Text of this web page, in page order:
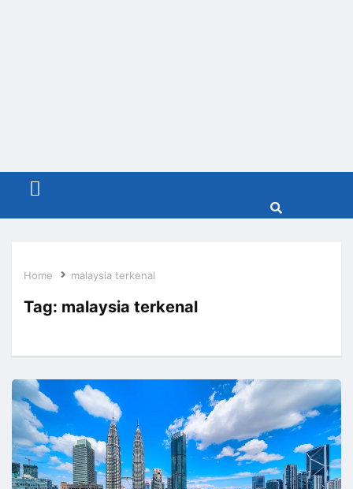
Menu
Home malaysia terkenal
Tag: malaysia terkenal